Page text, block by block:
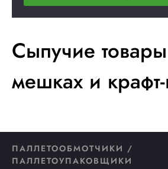
Сыпучие
мешках и крафт-
ПАЛЛЕТООБМОТЧИКИ /
ПАЛЛЕТОУПАКОВЩИКИ